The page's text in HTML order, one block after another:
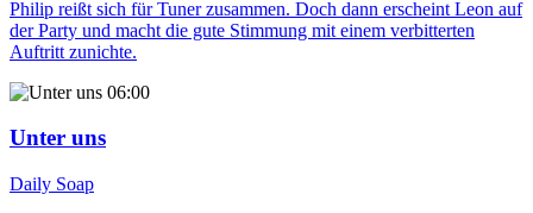
Philip reißt sich für Tuner zusammen. Doch dann erscheint Leon auf
der Party und macht die gute Stimmung mit einem verbitterten
Auftritt zunichte.
06:00
Unter uns
Daily Soap